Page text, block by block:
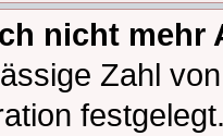
nicht
Zahl